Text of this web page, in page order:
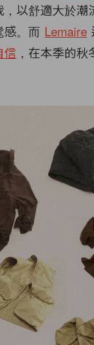
以舒適大於潮
。而 Lemaire
信 ，在本季的秋